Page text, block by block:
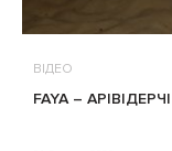
ВІДЕО
FAYA – АРІВІДЕРЧІ